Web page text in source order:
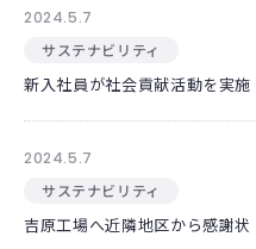
2024.5.7
サステナビリティ
新入社員が社会貢献活動を実施
2024.5.7
サステナビリティ
吉原工場へ近隣地区から感謝状